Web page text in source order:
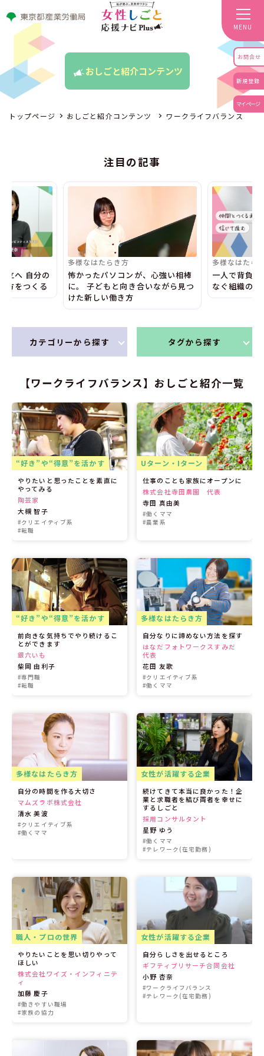
新規登録
マイページ
お問合せ
MENU
おしごと紹介コンテンツ
トップページ おしごと紹介コンテンツ ワークライフバランス
注目の記事
立へ 自分の
方をつくる
多様なはたらき方
怖かったパソコンが、心強い相棒
に。 子どもと向き合いながら見つ
けた新しい働き方
多様なはたら
一人で背負
なぐ組織の未
カテゴリーから探す タグから探す
【ワークライフバランス】おしごと紹介一覧
“好き”や“得意”を活かす
やりたいと思ったことを素直に
やってみる
陶芸家
大槻 智子
#クリエイティブ系
#転職
Uターン・Iターン
仕事のことも家族にオープンに
株式会社寺田農園 代表
寺田 真由美
#働くママ
#農業系
“好き”や“得意”を活かす
前向きな気持ちでやり続けるこ
とができます
銀六いも
柴岡 由利子
#専門職
#転職
多様なはたらき方
自分なりに諦めない方法を探す
はなだフォトワークスすみだ
代表
花田 友歌
#クリエイティブ系
#働くママ
多様なはたらき方
自分の時間を作る大切さ
マムズラボ株式会社
清水 美波
#クリエイティブ系
#働くママ
女性が活躍する企業
続けてきて本当に良かった！企
業と求職者を結び両者を幸せに
するしごと
採用コンサルタント
星野 ゆう
#働くママ
#テレワーク(在宅勤務)
職人・プロの世界
やりたいことを思い切りやって
ほしい
株式会社ワイズ・インフィニテ
ィ
加藤 慶子
#働きやすい職場
#家族の協力
女性が活躍する企業
自分らしさを出せるところ
ギフティブリサーチ合同会社
小野 杏奈
#ワークライフバランス
#テレワーク(在宅勤務)